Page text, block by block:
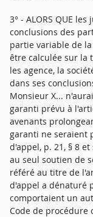
3° - ALORS QUE
conclusions des
partie variable de
être calculée sur la
les agence, la
dans ses
Monsieur X...
garanti prévu à
avenants
garanti ne seraient
d'appel, p. 21, § 8
au seul soutien de
référé au titre de
d'appel a dénaturé
comportaient un
Code de procédure